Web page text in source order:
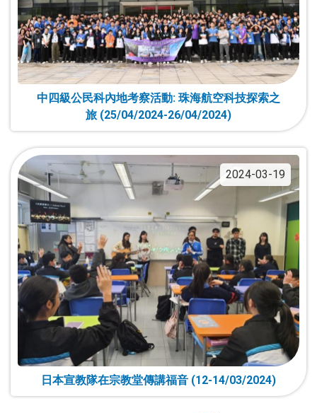
中四級公民科內地考察活動: 珠海航空科技探索之
旅 (25/04/2024-26/04/2024)
2024-03-19
日本宣教隊在宗教堂傳講福音 (12-14/03/2024)